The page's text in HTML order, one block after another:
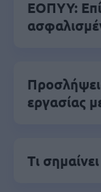
ΕΟΠΥΥ:
εργασίας
Τι